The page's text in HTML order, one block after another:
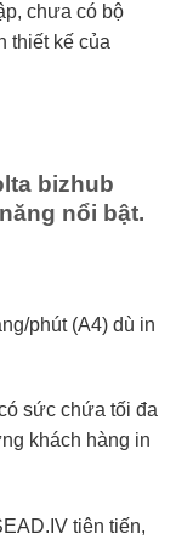
chưa có bộ
thiết kế của
bizhub
nổi bật.
phút (A4) dù in
sức chứa tối đa
khách hàng in
tiên tiến,